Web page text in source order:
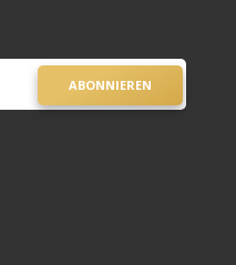
ABONNIEREN